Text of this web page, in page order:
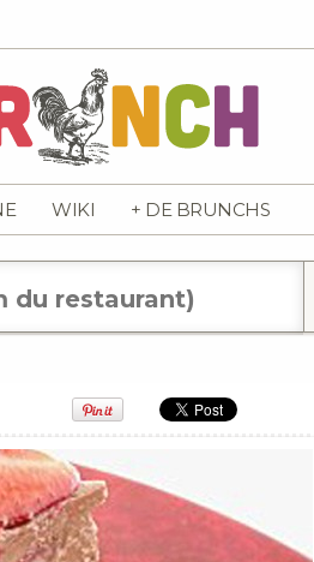
WIKI + DE BRUNCHS